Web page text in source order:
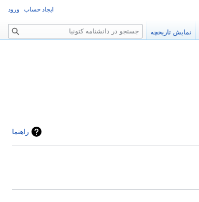
راهنما
ایجاد حساب ورود
نمایش تاریخچه
جستجو